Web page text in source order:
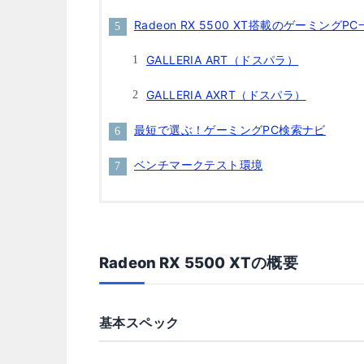
Radeon RX 5500 XT搭載のゲーミングPC
GALLERIA ART（ドスパラ）
GALLERIA AXRT（ドスパラ）
最短で選ぶ！ゲーミングPC検索ナビ
ベンチマークテスト環境
Radeon RX 5500 XTの概要
基本スペック